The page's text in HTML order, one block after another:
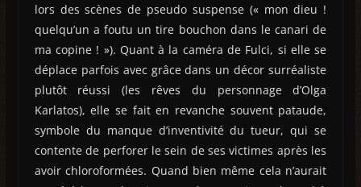
lors des scènes de pseudo suspense (« mon dieu !
quelqu’un a foutu un tire bouchon dans le canari de
ma copine ! »). Quant à la caméra de Fulci, si elle se
déplace parfois avec grâce dans un décor surréaliste
plutôt réussi (les rêves du personnage d’Olga
Karlatos), elle se fait en revanche souvent pataude,
symbole du manque d’inventivité du tueur, qui se
contente de perforer le sein de ses victimes après les
avoir chloroformées. Quand bien même cela n’aurait